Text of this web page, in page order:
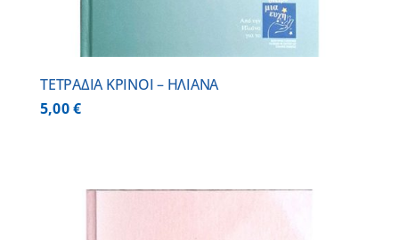
ΤΕΤΡΑΔΙΑ ΚΡΙΝΟΙ – ΗΛΙΑΝΑ
5,00€